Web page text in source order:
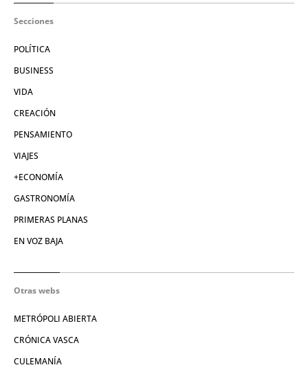
Secciones
POLÍTICA
BUSINESS
VIDA
CREACIÓN
PENSAMIENTO
VIAJES
+ECONOMÍA
GASTRONOMÍA
PRIMERAS PLANAS
EN VOZ BAJA
Otras webs
METRÓPOLI ABIERTA
CRÓNICA VASCA
CULEMANÍA